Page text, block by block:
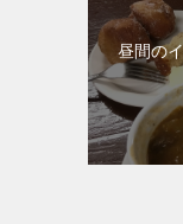
昼間の